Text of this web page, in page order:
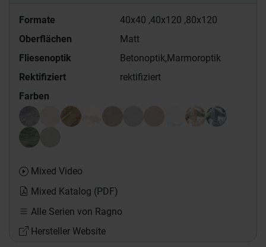
Formate 40x40 ,40x120 ,80x120
Oberflächen
Matt
Fliesenoptik
Betonoptik,Marmoroptik
Rektifiziert
rektifiziert
Farben
Mixed Video
Mixed Katalog (PDF)
Alle Serien von Ragno
Hersteller Website